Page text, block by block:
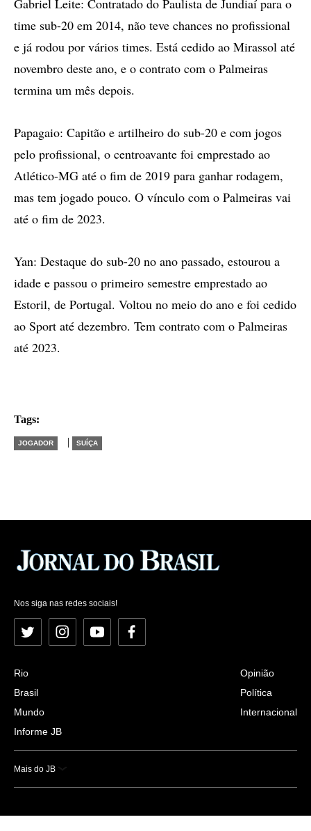
Gabriel Leite: Contratado do Paulista de Jundiaí para o
time sub-20 em 2014, não teve chances no profissional
e já rodou por vários times. Está cedido ao Mirassol até
novembro deste ano, e o contrato com o Palmeiras
termina um mês depois.
Papagaio: Capitão e artilheiro do sub-20 e com jogos
pelo profissional, o centroavante foi emprestado ao
Atlético-MG até o fim de 2019 para ganhar rodagem,
mas tem jogado pouco. O vínculo com o Palmeiras vai
até o fim de 2023.
Yan: Destaque do sub-20 no ano passado, estourou a
idade e passou o primeiro semestre emprestado ao
Estoril, de Portugal. Voltou no meio do ano e foi cedido
ao Sport até dezembro. Tem contrato com o Palmeiras
até 2023.
Tags:
JOGADOR | SUÍÇA
Nos siga nas redes sociais!
Twitter InstagramYouTubeFacebook
Rio
Brasil
Mundo
Informe JB
Opinião
Política
Internacional
Mais do JB
Esportes